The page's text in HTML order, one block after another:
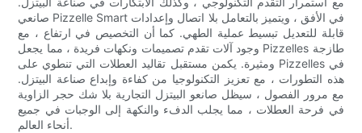
صانعي Pizzelle Smart في الأفق ، ويتميز بالتعامل بلا اتصال وإعدادات
قابلة للتعديل تبسيط عملية الطهي. كما أن التخصيص في ارتفاع ، مع
وجود آلات تقدم تصميمات ونكهات فريدة ، مما يجعل Pizzelles طازجة
ومثيرة. يكمن مستقبل تقاليد العطلات التي تنطوي على Pizzelles في
هذه التطورات ، مع تعزيز التكنولوجيا من كفاءة وإبداع صناعة البيتزل.
مع مرور الفصول ، سيظل صانعو البيتزل التجارية بلا شك حجر الزاوية
في فرحة العطلات ، مما يجلب الدفء والنكهة إلى الوجبات في جميع
أنحاء العالم.